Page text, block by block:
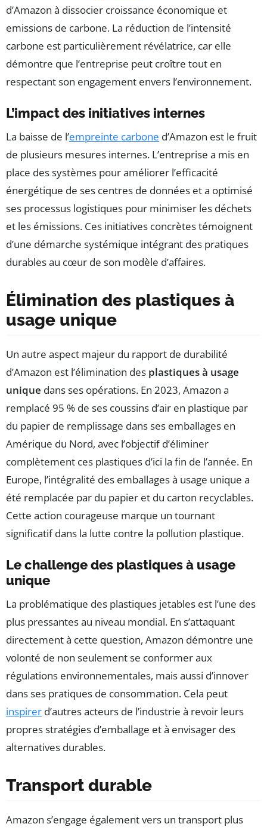
d’Amazon à dissocier croissance économique et
emissions de carbone. La réduction de l’intensité
carbone est particulièrement révélatrice, car elle
démontre que l’entreprise peut croître tout en
respectant son engagement envers l’environnement.
L’impact des initiatives internes
La baisse de l’empreinte carbone d’Amazon est le fruit
de plusieurs mesures internes. L’entreprise a mis en
place des systèmes pour améliorer l’efficacité
énergétique de ses centres de données et a optimisé
ses processus logistiques pour minimiser les déchets
et les émissions. Ces initiatives concrètes témoignent
d’une démarche systémique intégrant des pratiques
durables au cœur de son modèle d’affaires.
Élimination des plastiques à
usage unique
Un autre aspect majeur du rapport de durabilité
d’Amazon est l’élimination des plastiques à usage
unique dans ses opérations. En 2023, Amazon a
remplacé 95 % de ses coussins d’air en plastique par
du papier de remplissage dans ses emballages en
Amérique du Nord, avec l’objectif d’éliminer
complètement ces plastiques d’ici la fin de l’année. En
Europe, l’intégralité des emballages à usage unique a
été remplacée par du papier et du carton recyclables.
Cette action courageuse marque un tournant
significatif dans la lutte contre la pollution plastique.
Le challenge des plastiques à usage
unique
La problématique des plastiques jetables est l’une des
plus pressantes au niveau mondial. En s’attaquant
directement à cette question, Amazon démontre une
volonté de non seulement se conformer aux
régulations environnementales, mais aussi d’innover
dans ses pratiques de consommation. Cela peut
inspirer d’autres acteurs de l’industrie à revoir leurs
propres stratégies d’emballage et à envisager des
alternatives durables.
Transport durable
Amazon s’engage également vers un transport plus